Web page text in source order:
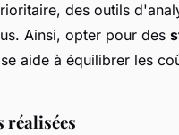
des outils
Ainsi, opter pour des
aide à équilibrer les
réalisées